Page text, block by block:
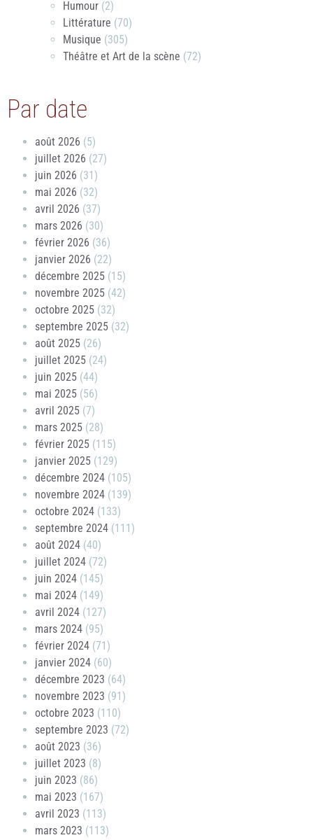
Humour (2)
Littérature (70)
Musique (305)
Théâtre et Art de la scène (72)
Par date
août 2026 (5)
juillet 2026 (27)
juin 2026 (31)
mai 2026 (32)
avril 2026 (37)
mars 2026 (30)
février 2026 (36)
janvier 2026 (22)
décembre 2025 (15)
novembre 2025 (42)
octobre 2025 (32)
septembre 2025 (32)
août 2025 (26)
juillet 2025 (24)
juin 2025 (44)
mai 2025 (56)
avril 2025 (7)
mars 2025 (28)
février 2025 (115)
janvier 2025 (129)
décembre 2024 (105)
novembre 2024 (139)
octobre 2024 (133)
septembre 2024 (111)
août 2024 (40)
juillet 2024 (72)
juin 2024 (145)
mai 2024 (149)
avril 2024 (127)
mars 2024 (95)
février 2024 (71)
janvier 2024 (60)
décembre 2023 (64)
novembre 2023 (91)
octobre 2023 (110)
septembre 2023 (72)
août 2023 (36)
juillet 2023 (8)
juin 2023 (86)
mai 2023 (167)
avril 2023 (113)
mars 2023 (113)